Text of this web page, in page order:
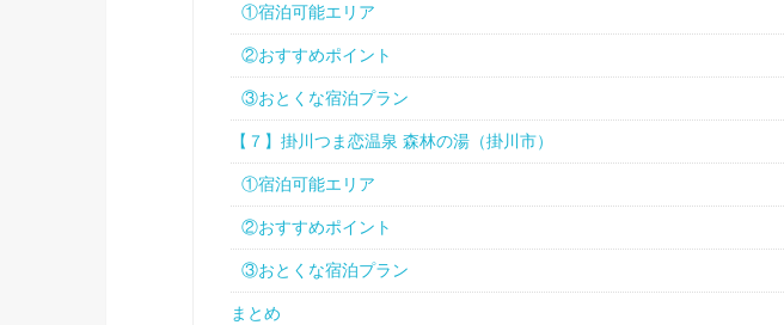
①宿泊可能エリア
②おすすめポイント
③おとくな宿泊プラン
【７】掛川つま恋温泉 森林の湯（掛川市）
①宿泊可能エリア
②おすすめポイント
③おとくな宿泊プラン
まとめ